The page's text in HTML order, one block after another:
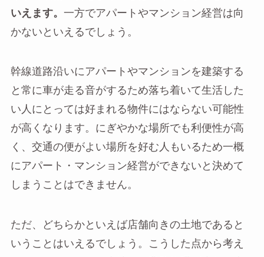
いえます。 一方でアパートやマンション経営は向
かないといえるでしょう。
幹線道路沿いにアパートやマンションを建築する
と常に車が走る音がするため落ち着いて生活した
い人にとっては好まれる物件にはならない可能性
が高くなります。にぎやかな場所でも利便性が高
く、交通の便がよい場所を好む人もいるため一概
にアパート・マンション経営ができないと決めて
しまうことはできません。
ただ、どちらかといえば店舗向きの土地であると
いうことはいえるでしょう。こうした点から考え